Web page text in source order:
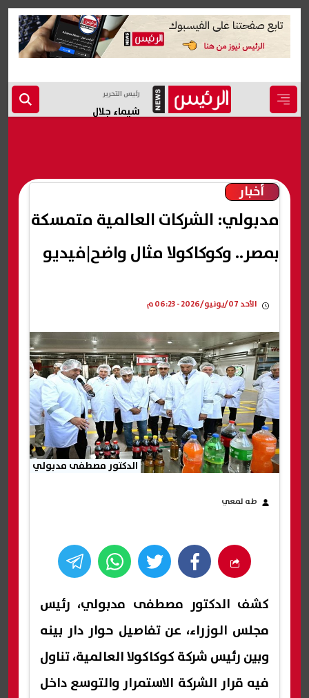
رئيس التحرير
شيماء جلال
أخبار
مدبولي: الشركات العالمية متمسكة
بمصر.. وكوكاكولا مثال واضح|فيديو
الأحد 07/يونيو/2026 - 06:23 م
الدكتور مصطفى مدبولي
طه لمعي
كشف الدكتور مصطفى مدبولي، رئيس
مجلس الوزراء، عن تفاصيل حوار دار بينه
وبين رئيس شركة كوكاكولا العالمية، تناول
فيه قرار الشركة الاستمرار والتوسع داخل